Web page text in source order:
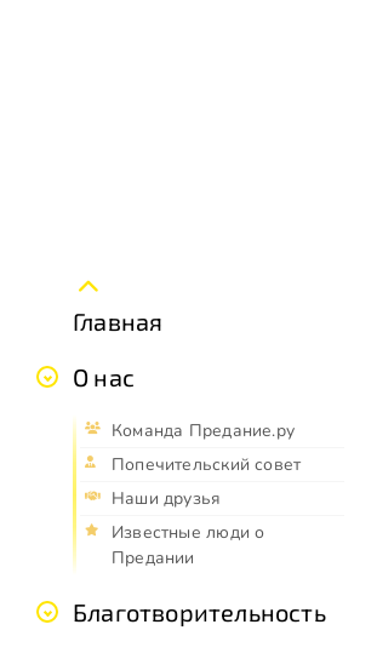
Главная
О нас
Команда Предание.ру
Попечительский совет
Наши друзья
Известные люди о
Предании
Благотворительность